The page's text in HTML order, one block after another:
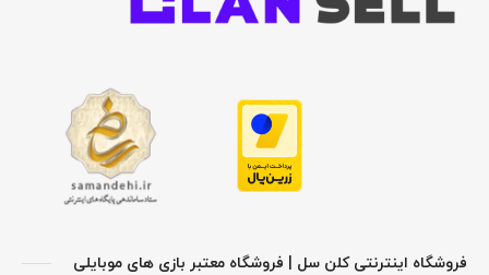
فروشگاه اینترنتی کلن سل | فروشگاه معتبر بازی های موبایلی